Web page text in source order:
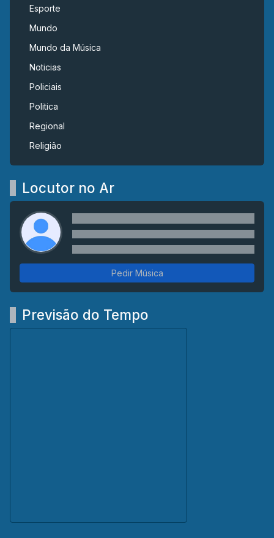
Esporte
Mundo
Mundo da Música
Noticias
Policiais
Politica
Regional
Religiâo
Locutor no Ar
Pedir Música
Previsão do Tempo